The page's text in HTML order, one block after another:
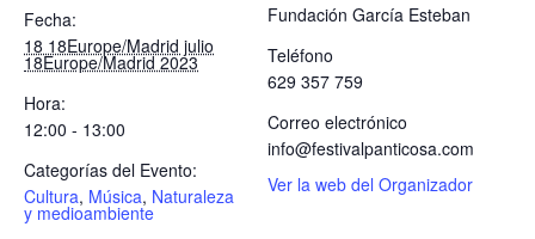
Fecha:
18 18Europe/Madrid julio
18Europe/Madrid 2023
Hora:
12:00 - 13:00
Categorías del Evento:
Cultura, Música, Naturaleza
y medioambiente
Fundación García Esteban
Teléfono
629 357 759
Correo electrónico
info@festivalpanticosa.com
Ver la web del Organizador